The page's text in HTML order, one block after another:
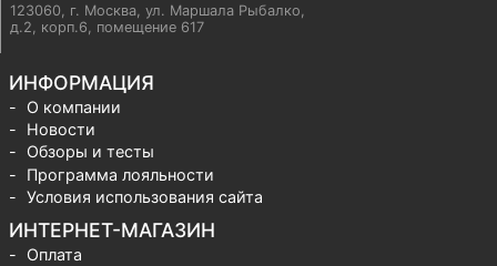
123060, г. Москва ул. Маршала Рыбалко,
д.2, корп.6, помещение 617
ИНФОРМАЦИЯ
О компании
Новости
Обзоры и тесты
Программа лояльности
Условия использования сайта
ИНТЕРНЕТ-МАГАЗИН
Оплата